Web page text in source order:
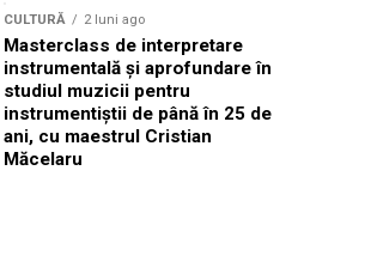
CULTURĂ 2 luni ago
Masterclass de interpretare
instrumentală și aprofundare în
studiul muzicii pentru
instrumentiștii de până în 25 de
ani, cu maestrul Cristian
Măcelaru